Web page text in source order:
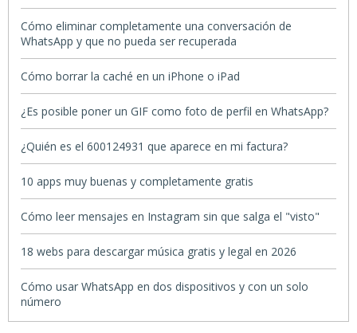
Cómo eliminar completamente una conversación de
WhatsApp y que no pueda ser recuperada
Cómo borrar la caché en un iPhone o iPad
¿Es posible poner un GIF como foto de perfil en WhatsApp?
¿Quién es el 600124931 que aparece en mi factura?
10 apps muy buenas y completamente gratis
Cómo leer mensajes en Instagram sin que salga el "visto"
18 webs para descargar música gratis y legal en 2026
Cómo usar WhatsApp en dos dispositivos y con un solo
número